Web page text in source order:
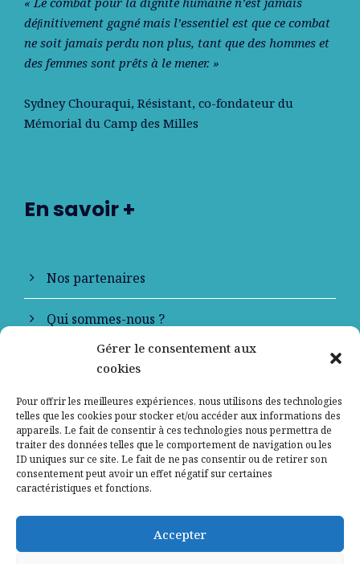
Gérer le consentement aux
cookies
Pour offrir les meilleures expériences, nous utilisons des technologies
telles que les cookies pour stocker et/ou accéder aux informations des
appareils. Le fait de consentir à ces technologies nous permettra de
traiter des données telles que le comportement de navigation ou les
ID uniques sur ce site. Le fait de ne pas consentir ou de retirer son
consentement peut avoir un effet négatif sur certaines
caractéristiques et fonctions.
Accepter
déﬁnitivement gagné mais l’essentiel est que ce combat
ne soit jamais perdu non plus, tant que des hommes et
des femmes sont prêts à le mener. »
Sydney Chouraqui, Résistant, co-fondateur du
Mémorial du Camp des Milles
En savoir +
Nos partenaires
Qui sommes-nous ?
Contactez-nous
Mentions légales
Politique de confidentialité